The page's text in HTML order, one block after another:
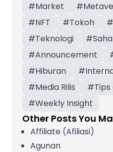
#Market #
#NFT #Tokoh #
#Teknologi #
#Announcement
#Hiburan #
#Media Rilis #
#Weekly Insight
Other Posts You
Affiliate (Afiliasi)
Agunan